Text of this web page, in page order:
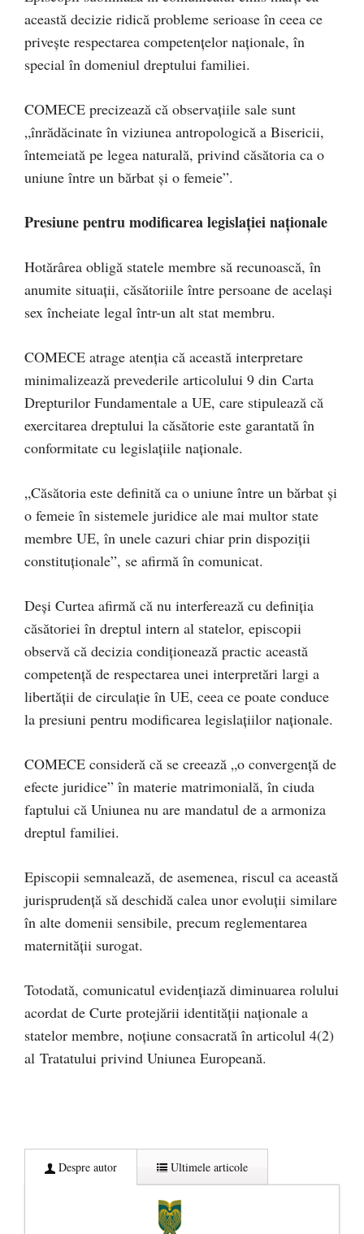
această decizie ridică probleme serioase în ceea ce
privește respectarea competențelor naționale, în
special în domeniul dreptului familiei.
COMECE precizează că observațiile sale sunt
„înrădăcinate în viziunea antropologică a Bisericii,
întemeiată pe legea naturală, privind căsătoria ca o
uniune între un bărbat și o femeie”.
Presiune pentru modificarea legislației naționale
Hotărârea obligă statele membre să recunoască, în
anumite situații, căsătoriile între persoane de același
sex încheiate legal într-un alt stat membru.
COMECE atrage atenția că această interpretare
minimalizează prevederile articolului 9 din Carta
Drepturilor Fundamentale a UE, care stipulează că
exercitarea dreptului la căsătorie este garantată în
conformitate cu legislațiile naționale.
„Căsătoria este definită ca o uniune între un bărbat și
o femeie în sistemele juridice ale mai multor state
membre UE, în unele cazuri chiar prin dispoziții
constituționale”, se afirmă în comunicat.
Deși Curtea afirmă că nu interferează cu definiția
căsătoriei în dreptul intern al statelor, episcopii
observă că decizia condiționează practic această
competență de respectarea unei interpretări largi a
libertății de circulație în UE, ceea ce poate conduce
la presiuni pentru modificarea legislațiilor naționale.
COMECE consideră că se creează „o convergență de
efecte juridice” în materie matrimonială, în ciuda
faptului că Uniunea nu are mandatul de a armoniza
dreptul familiei.
Episcopii semnalează, de asemenea, riscul ca această
jurisprudență să deschidă calea unor evoluții similare
în alte domenii sensibile, precum reglementarea
maternității surogat.
Totodată, comunicatul evidențiază diminuarea rolului
acordat de Curte protejării identității naționale a
statelor membre, noțiune consacrată în articolul 4(2)
al Tratatului privind Uniunea Europeană.
Despre autor Ultimele articole